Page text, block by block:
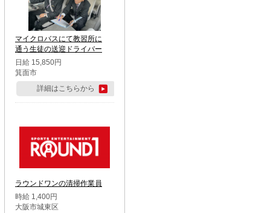
マイクロバスにて教習所に
通う生徒の送迎ドライバー
日給 15,850円
箕面市
詳細はこちらから
ラウンドワンの清掃作業員
時給 1,400円
大阪市城東区